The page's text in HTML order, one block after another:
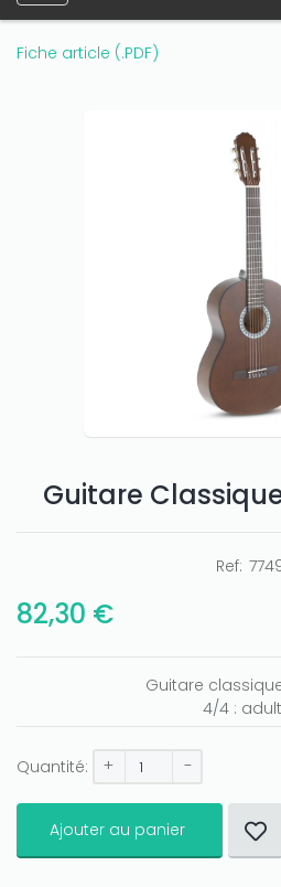
Fiche article (.PDF)
Guitare
Ref:
82,30 €
Guitare
4/4 :
Quantité: + -
Ajouter au panier
Only play at
amount on your credits!